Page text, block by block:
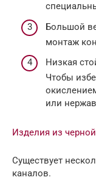
Большой
монтаж
Низкая
Чтобы
или
Изделия из
Существует
каналов.